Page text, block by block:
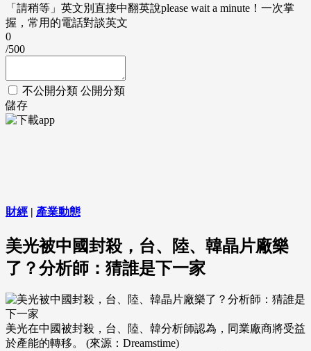
「請稍等」英文別直接中翻英說please wait a minute！一次掌
握，常用的電話對談英文
0
/500
不公開分類 公開分類
儲存
財經 | 產業動態
美光被中國封殺，台、陸、韓晶片廠樂
了？分析師：猜誰是下一家
美光在中國被封殺，台、陸、韓分析師認為，同業廠商將受益
於產能的轉移。 (來源：Dreamstime)